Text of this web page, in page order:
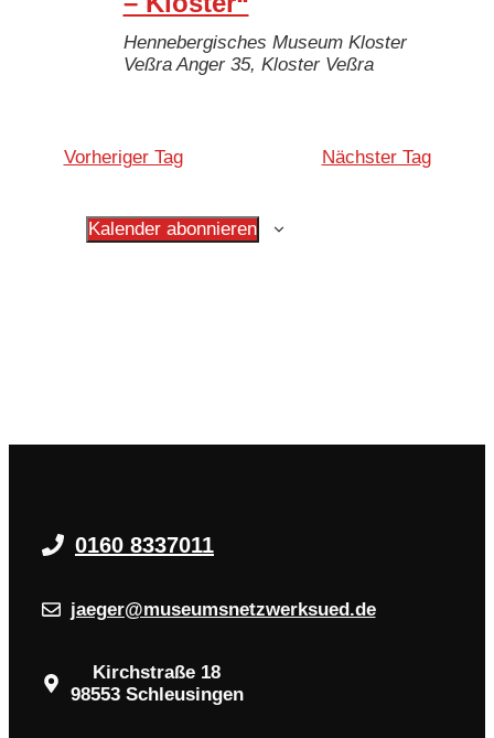
Hennebergisches Museum Kloster
Veßra Anger 35, Kloster Veßra
Vorheriger Tag Nächster Tag
Kalender abonnieren
0160 8337011
jaeger@museumsnetzwerksued.de
Kirchstraße 18
98553 Schleusingen